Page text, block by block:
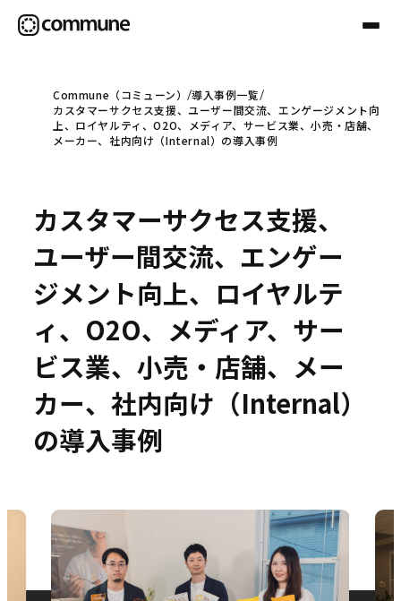
Communeについて
事例
お役立ち情報
Commune（コミューン）
導入事例一覧
カスタマーサクセス支援、ユーザー間交流、エンゲージメント向
上、ロイヤルティ、O2O、メディア、サービス業、小売・店舗、
メーカー、社内向け（Internal）の導入事例
カスタマーサクセス支援、
ユーザー間交流、エンゲー
ジメント向上、ロイヤルテ
ィ、O2O、メディア、サー
ビス業、小売・店舗、メー
カー、社内向け（Internal）
の導入事例